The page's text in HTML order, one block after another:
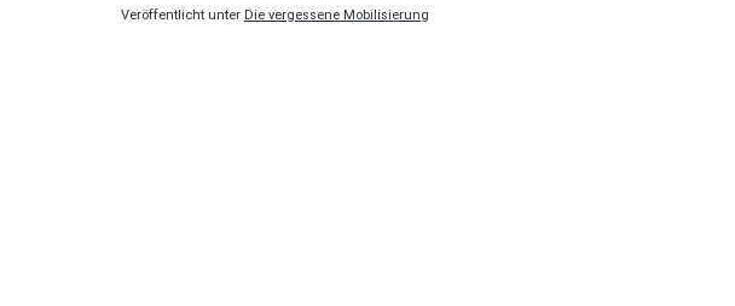
Veröffentlicht unter Die vergessene Mobilisierung